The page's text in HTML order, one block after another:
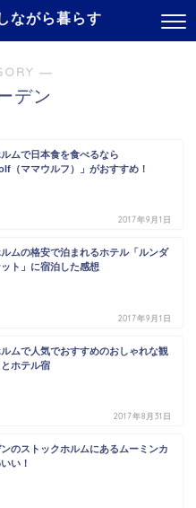
ながら暮らす
―
デン
ムで日本食を食べるなら
（ママウルフ）」がおすすめ！
2017年9月1日
ムの格安で泊まれるホテル「ルンダ
ト」に宿泊した感想
2017年9月1日
ムで人気でおすすめのおしゃれな観
ホテル宿
2017年8月31日
のストックホルムにあるムーミンカ
い！